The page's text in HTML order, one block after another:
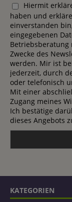
Hiermit
haben und
einverstanden
eingegebenen
Betriebsberatung
Zwecke des
werden. Mir ist
jederzeit, durch
oder telefonisch
Mit einer
Zugang meines
Ich bestätige
dieses Angebots
KATEGORIEN